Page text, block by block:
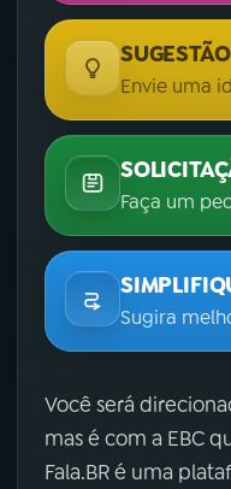
SUGESTÃO
Envie uma
Faça um
Sugira
Você será
mas é com a EBC
Fala.BR é uma